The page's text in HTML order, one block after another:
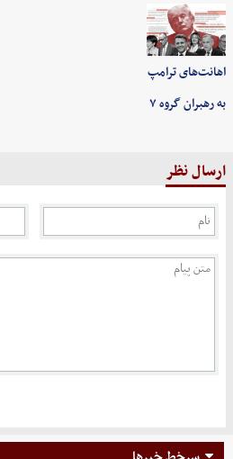
اهانت‌های ترامپ
به رهبران گروه ۷
ارسال نظر